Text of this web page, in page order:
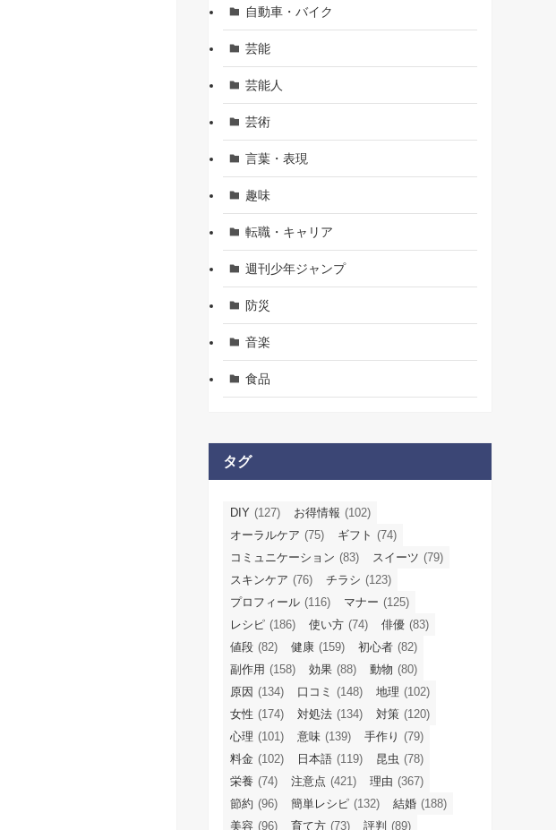
自動車・バイク
芸能
芸能人
芸術
言葉・表現
趣味
転職・キャリア
週刊少年ジャンプ
防災
音楽
食品
タグ
DIY (127) お得情報 (102)
オーラルケア (75) ギフト (74)
コミュニケーション (83) スイーツ (79)
スキンケア (76) チラシ (123)
プロフィール (116) マナー (125)
レシピ (186) 使い方 (74) 俳優 (83)
値段 (82) 健康 (159) 初心者 (82)
副作用 (158) 効果 (88) 動物 (80)
原因 (134) 口コミ (148) 地理 (102)
女性 (174) 対処法 (134) 対策 (120)
心理 (101) 意味 (139) 手作り (79)
料金 (102) 日本語 (119) 昆虫 (78)
栄養 (74) 注意点 (421) 理由 (367)
節約 (96) 簡単レシピ (132) 結婚 (188)
美容 (96) 育て方 (73) 評判 (89)